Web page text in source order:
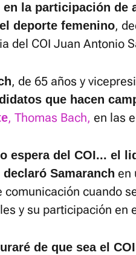
en la participación de
deporte femenino,
del COI Juan Antonio
, de 65 años y
que hacen
, Thomas Bach, en las
espera del COI... el
Samaranch en
comunicación cuando
y su participación en
de que sea el